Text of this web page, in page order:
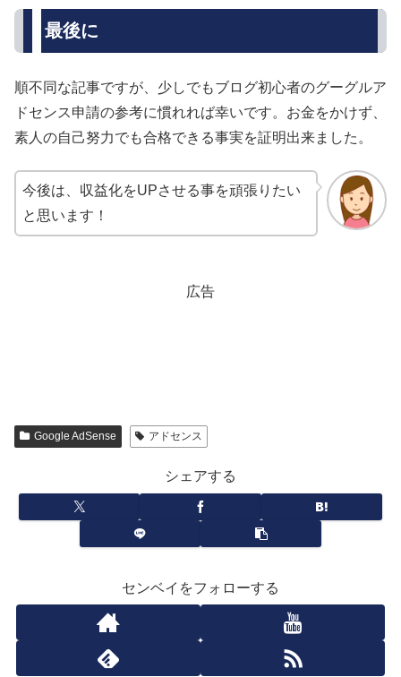
最後に
順不同な記事ですが、少しでもブログ初心者のグーグルア
ドセンス申請の参考に慣れれば幸いです。お金をかけず、
素人の自己努力でも合格できる事実を証明出来ました。
今後は、収益化をUPさせる事を頑張りたい
と思います！
広告
Google AdSense アドセンス
シェアする
センベイをフォローする